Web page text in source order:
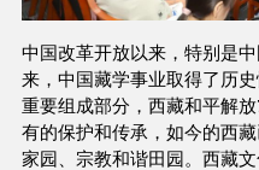
中国改革开放以来，特别是
来，中国藏学事业取得了历
重要组成部分，西藏和平解
有的保护和传承，如今的西
家园、宗教和谐田园。西藏